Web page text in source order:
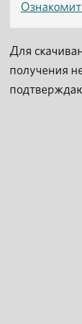
Для
получения